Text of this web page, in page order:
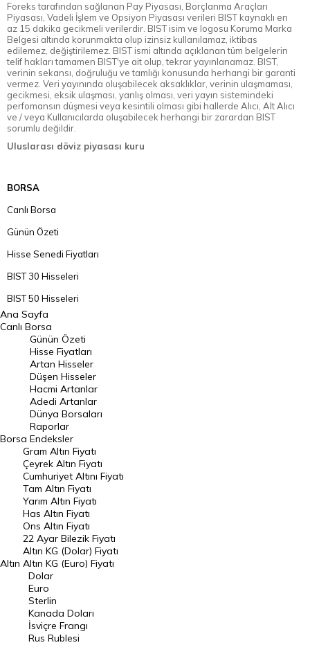
Foreks tarafından sağlanan Pay Piyasası, Borçlanma Araçları
Piyasası, Vadeli İşlem ve Opsiyon Piyasası verileri BIST kaynaklı en
az 15 dakika gecikmeli verilerdir. BIST isim ve logosu Koruma Marka
Belgesi altında korunmakta olup izinsiz kullanılamaz, iktibas
edilemez, değiştirilemez. BIST ismi altında açıklanan tüm belgelerin
telif hakları tamamen BIST'ye ait olup, tekrar yayınlanamaz. BIST,
verinin sekansı, doğruluğu ve tamlığı konusunda herhangi bir garanti
vermez. Veri yayınında oluşabilecek aksaklıklar, verinin ulaşmaması,
gecikmesi, eksik ulaşması, yanlış olması, veri yayın sistemindeki
perfomansın düşmesi veya kesintili olması gibi hallerde Alıcı, Alt Alıcı
ve / veya Kullanıcılarda oluşabilecek herhangi bir zarardan BIST
sorumlu değildir.
Uluslarası döviz piyasası kuru
BORSA
Canlı Borsa
Günün Özeti
Hisse Senedi Fiyatları
BIST 30 Hisseleri
BIST 50 Hisseleri
BIST 100 Hisseleri
En Çok Artan Hisseler
En Çok Düşen Hisseler
Hacmi Artanlar
Geçmiş Kapanışlar
Dünya Borsaları
Raporlar
Endeksler
DÖVİZ
Döviz Kuru
Dolar Kuru
Euro Kuru
Pound Kuru
Frank Kuru
Riyal Kuru
Ana Sayfa
Canlı Borsa
Borsa
Günün Özeti
Hisse Fiyatları
Artan Hisseler
Düşen Hisseler
Hacmi Artanlar
Adedi Artanlar
Dünya Borsaları
Raporlar
Endeksler
Altın
Gram Altın Fiyatı
Çeyrek Altın Fiyatı
Cumhuriyet Altını Fiyatı
Tam Altın Fiyatı
Yarım Altın Fiyatı
Has Altın Fiyatı
Ons Altın Fiyatı
22 Ayar Bilezik Fiyatı
Altın KG (Dolar) Fiyatı
Altın KG (Euro) Fiyatı
Dolar
Euro
Sterlin
Kanada Doları
İsviçre Frangı
Rus Rublesi